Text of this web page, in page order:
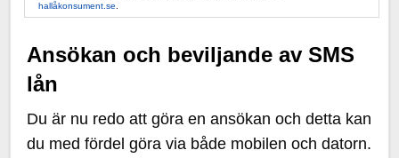
hallåkonsument.se
Ansökan och beviljande av SMS
lån
Du är nu redo att göra en ansökan och detta kan
du med fördel göra via både mobilen och datorn.